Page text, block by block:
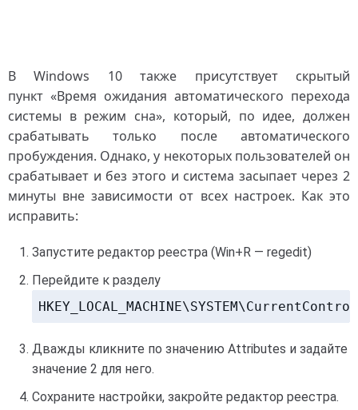
В Windows 10 также присутствует скрытый
пункт «Время ожидания автоматического перехода
системы в режим сна», который, по идее, должен
срабатывать только после автоматического
пробуждения. Однако, у некоторых пользователей он
срабатывает и без этого и система засыпает через 2
минуты вне зависимости от всех настроек. Как это
исправить:
Запустите редактор реестра (Win+R — regedit)
Перейдите к разделу
Дважды кликните по значению Attributes и задайте
значение 2 для него.
Сохраните настройки, закройте редактор реестра.